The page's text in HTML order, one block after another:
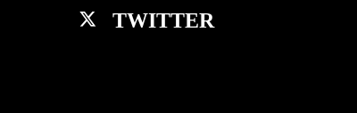
TWITTER